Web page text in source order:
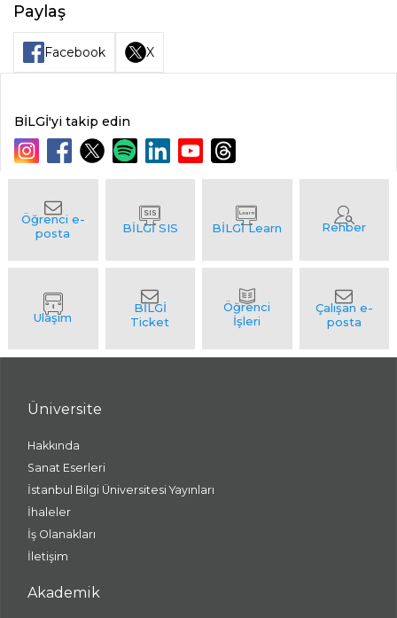
Paylaş
Facebook X
BİLGİ'yi takip edin
Üniversite
Hakkında
Sanat Eserleri
İstanbul Bilgi Üniversitesi Yayınları
İhaleler
İş Olanakları
İletişim
Akademik